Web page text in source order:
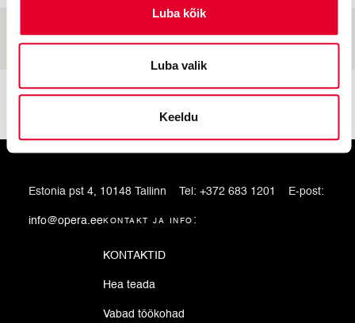
Luba kõik
Luba valik
Keeldu
Estonia pst 4, 10148 Tallinn Tel: +372 683 1201 E-post:
info@opera.eekontakt ja info:
KONTAKTID
Hea teada
Vabad töökohad